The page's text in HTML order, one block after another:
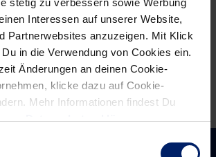
Interessen auf unserer Website,
Partnerwebsites anzuzeigen. Mit Klick
Du in die Verwendung von Cookies ein.
Änderungen an deinen Cookie-
klicke dazu auf Cookie-
Mehr Informationen findest Du
Datenschutzerklärung.